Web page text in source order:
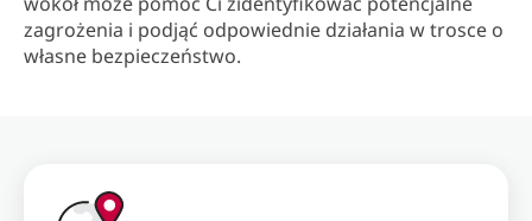
zagrożenia i podjąć odpowiednie działania w trosce o
własne bezpieczeństwo.